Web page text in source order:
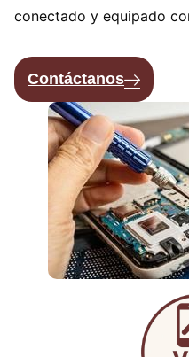
conectado y equipado
Contáctanos